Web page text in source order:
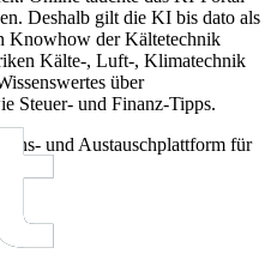
Deshalb gilt die KI bis dato als
Knowhow der Kältetechnik
Kälte-, Luft-, Klimatechnik
über
Steuer- und Finanz-Tipps.
und Austauschplattform für